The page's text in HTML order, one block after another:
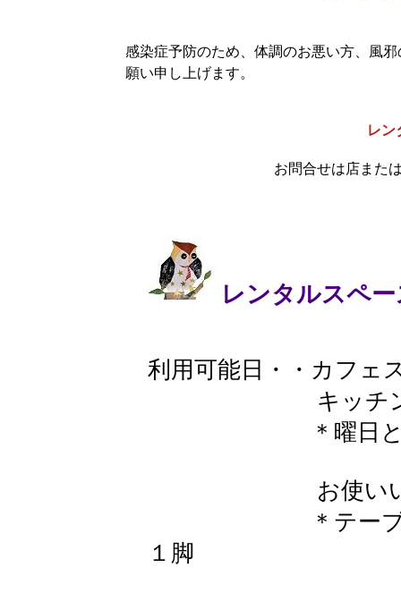
感染症予防のため、体調のお悪い方、風
願い申し上げます。
レン
お問合せは店また
レンタルスペ
利用可能日・・カフェ
キッチンと屋
＊曜日と時間
お使いいた
＊テーブル 66
１脚